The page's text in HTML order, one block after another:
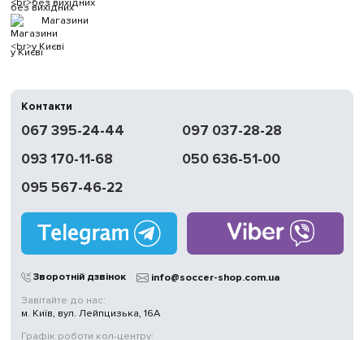
без вихідних
Магазини
у Києві
Контакти
067 395-24-44
097 037-28-28
093 170-11-68
050 636-51-00
095 567-46-22
Зворотній дзвінок
info@soccer-shop.com.ua
Завітайте до нас:
м. Київ, вул. Лейпцизька, 16А
Графік роботи кол-центру: